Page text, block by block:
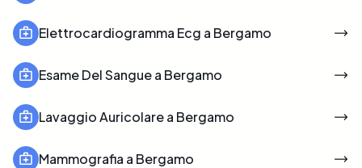
Elettrocardiogramma Ecg a Bergamo
Esame Del Sangue a Bergamo
Lavaggio Auricolare a Bergamo
Mammografia a Bergamo